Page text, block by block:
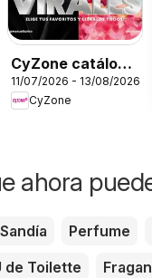
CyZone catálogo
- Campaña 12
11/07/2026 - 13/08/2026
CyZone
ahora
Sandía Perfume
de Toilette